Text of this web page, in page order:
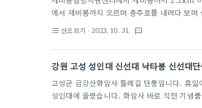
출발하는 곳..
에서 제비봉까지 오르며 충주호를 내려다 보며
얼음골에서 제비봉탐방지원센터까지의 거리
타야 하므로 권하고 싶지 않은 코스입니다. 제
까지 갔다가 다시 원위치 하시는게 조망도 좋
..
format_list_bulleted 산오르기 · 2023. 10. 31. textsms
강원 고성 성인대 신선대 낙타봉 신선대
고성군 금강산화암사 둘레길 단풍입니다. 휴
성인대에 올랐습니다. 화암사 바로 직전 기념